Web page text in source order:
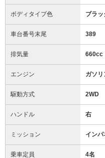
ボディタイプ色 ブラッ
車台番号末尾 389
排気量 660cc
エンジン ガソ
駆動方式 2WD
ハンドル 右
ミッション イン
乗車定員 4名